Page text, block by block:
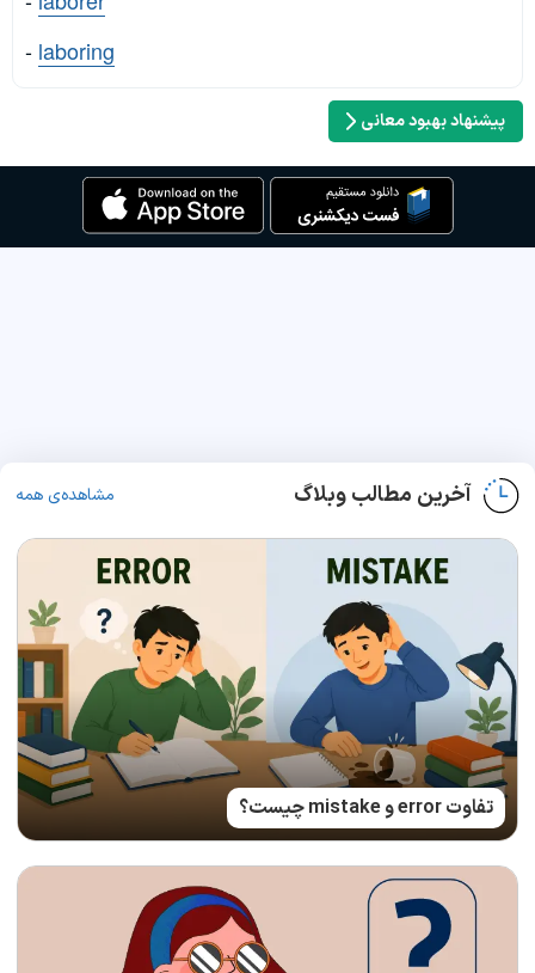
- laboring
پیشنهاد بهبود معانی
آخرین مطالب وبلاگ مشاهده‌ی همه
تفاوت error و mistake چیست؟